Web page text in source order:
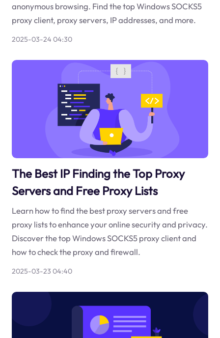
anonymous browsing. Find the top Windows SOCKS5
proxy client, proxy servers, IP addresses, and more.
2025-03-24 04:30
The Best IP Finding the Top Proxy
Servers and Free Proxy Lists
Learn how to find the best proxy servers and free
proxy lists to enhance your online security and privacy.
Discover the top Windows SOCKS5 proxy client and
how to check the proxy and firewall.
2025-03-23 04:40